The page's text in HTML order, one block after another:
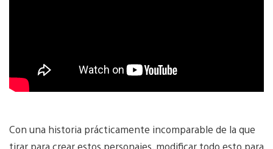
Con una historia prácticamente incomparable de la que
tirar para crear estos personajes, modificar todo esto para